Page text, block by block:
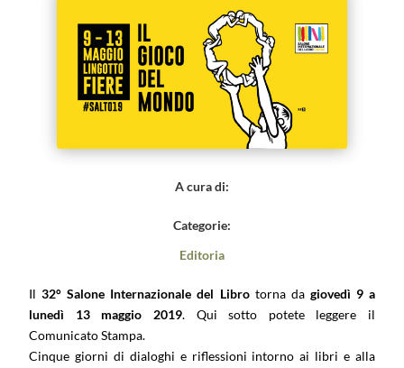
A cura di:
Categorie:
Editoria
Il32° Salone Internazionale del Libro torna da giovedì 9 a
lunedì 13 maggio 2019.Qui sotto potete leggere il
Comunicato Stampa.
Cinque giorni di dialoghi e riflessioni intorno ai libri e alla